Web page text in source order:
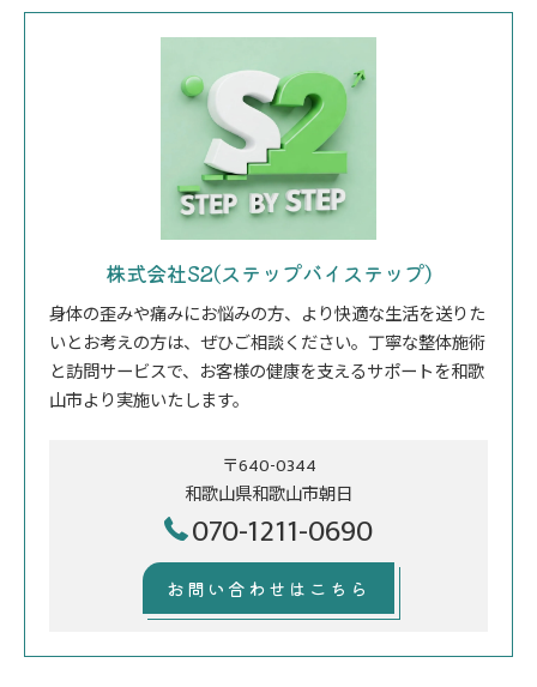
株式会社S2(ステップバイステップ)
身体の歪みや痛みにお悩みの方、より快適な生活を送りた
いとお考えの方は、ぜひご相談ください。丁寧な整体施術
と訪問サービスで、お客様の健康を支えるサポートを和歌
山市より実施いたします。
〒640-0344
和歌山県和歌山市朝日
070-1211-0690
お問い合わせはこちら